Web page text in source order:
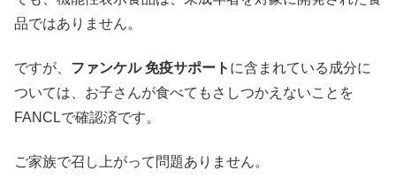
品ではありません。
ですが、 ファンケル 免疫サポート に含まれている成分に
ついては、お子さんが食べてもさしつかえないことを
FANCLで確認済です。
ご家族で召し上がって問題ありません。